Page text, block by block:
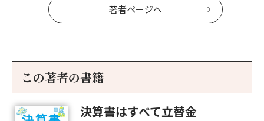
著者ページへ
この著者の書籍
決算書はすべて立替金